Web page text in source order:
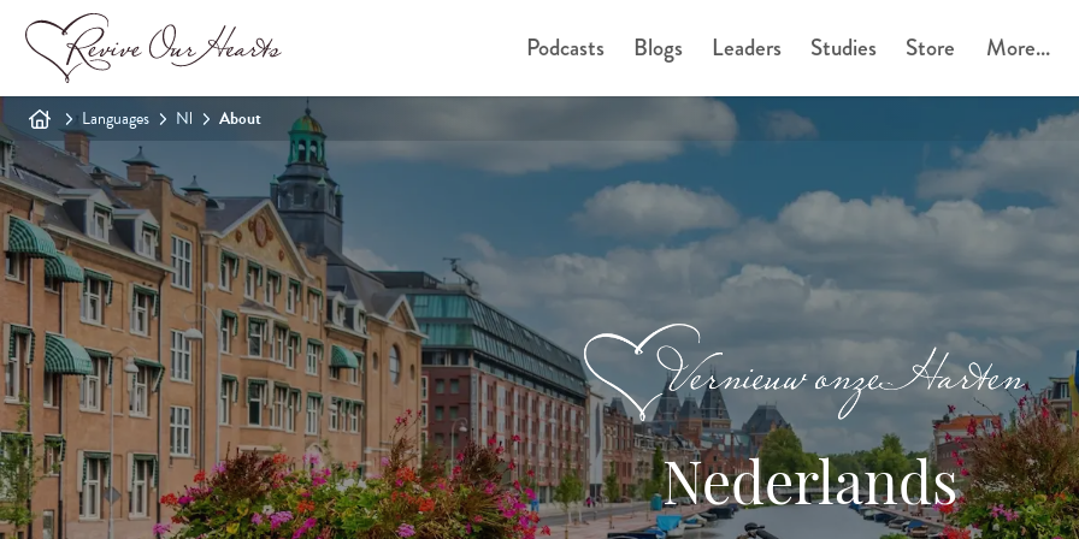
Podcasts Blogs Leaders Studies Store More...
Languages Nl About
Nederlands